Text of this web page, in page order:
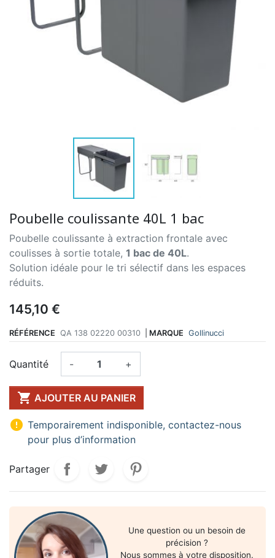
Poubelle coulissante 40L 1 bac
Poubelle coulissante à extraction frontale avec
coulisses à sortie totale, 1 bac de 40L.
Solution idéale pour le tri sélectif dans les espaces
réduits.
145,10 €
RÉFÉRENCE QA 138 02220 00310 MARQUE Gollinucci
Quantité - +
 AJOUTER AU PANIER
 Temporairement indisponible, contactez-nous
pour plus d’information
Partager
Une question ou un besoin de
précision ?
Nous sommes à votre disposition.